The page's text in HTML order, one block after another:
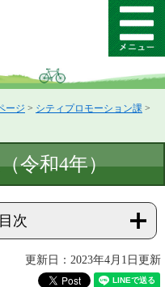
メ
ニ
ー
ージ > シティプロモーション課 >
令和4年）
次
更新日：2023年4月1日更新